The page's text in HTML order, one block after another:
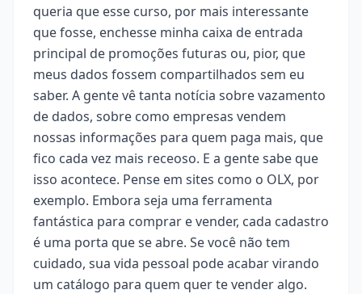
queria que esse curso, por mais interessante
que fosse, enchesse minha caixa de entrada
principal de promoções futuras ou, pior, que
meus dados fossem compartilhados sem eu
saber. A gente vê tanta notícia sobre vazamento
de dados, sobre como empresas vendem
nossas informações para quem paga mais, que
fico cada vez mais receoso. E a gente sabe que
isso acontece. Pense em sites como o OLX, por
exemplo. Embora seja uma ferramenta
fantástica para comprar e vender, cada cadastro
é uma porta que se abre. Se você não tem
cuidado, sua vida pessoal pode acabar virando
um catálogo para quem quer te vender algo.